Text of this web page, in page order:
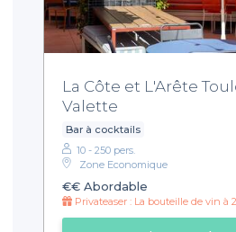
La Côte et L'Arête
Valette
Bar à cocktails
10 - 250 pers.
Zone Economique
€€ Abordable
Privateaser : La bouteille de vin à